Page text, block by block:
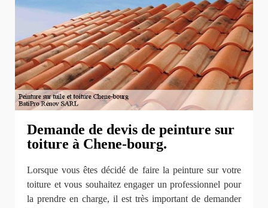
Demande de devis de peinture sur
toiture à Chene-bourg.
Lorsque vous êtes décidé de faire la peinture sur votre
toiture et vous souhaitez engager un professionnel pour
la prendre en charge, il est très important de demander